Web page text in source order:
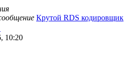
Крутой RDS кодировщик
к
последнему
10:20